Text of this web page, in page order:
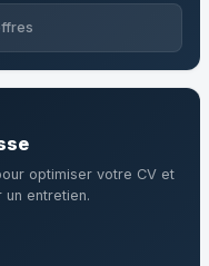
optimiser votre CV et
entretien.